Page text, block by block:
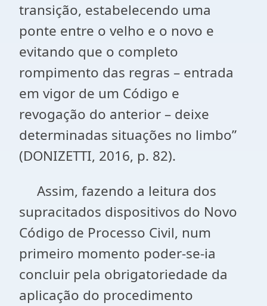
transição, estabelecendo uma
ponte entre o velho e o novo e
evitando que o completo
rompimento das regras – entrada
em vigor de um Código e
revogação do anterior – deixe
determinadas situações no limbo”
(DONIZETTI, 2016, p. 82).
Assim, fazendo a leitura dos
supracitados dispositivos do Novo
Código de Processo Civil, num
primeiro momento poder-se-ia
concluir pela obrigatoriedade da
aplicação do procedimento